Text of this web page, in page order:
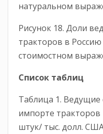
натуральном
Рисунок 18. Доли
тракторов в Россию
стоимостном
Список таблиц
Таблица 1.
импорте тракторов
штук/ тыс. долл.